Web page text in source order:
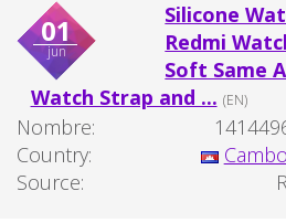
01
jun
Silicone
Redmi
Soft Same
Watch Strap and ... (EN)
Nombre:
Country:
Source: